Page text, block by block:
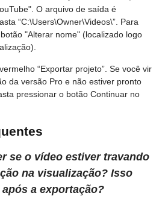
O arquivo de saída é
“C:\Users\Owner\Videos\”. Para
"Alterar nome" (localizado logo
“Exportar projeto”. Se você vir
da versão Pro e não estiver pronto
pressionar o botão Continuar no
se o vídeo estiver travando
na visualização? Isso
a exportação?